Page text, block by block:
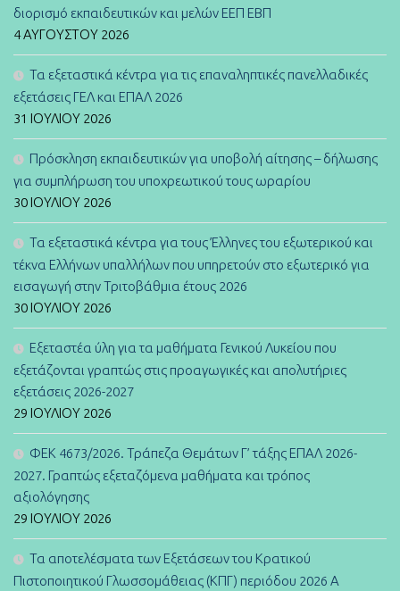
διορισμό εκπαιδευτικών και μελών ΕΕΠ ΕΒΠ
4 ΑΥΓΟΎΣΤΟΥ 2026
Τα εξεταστικά κέντρα για τις επαναληπτικές πανελλαδικές
εξετάσεις ΓΕΛ και ΕΠΑΛ 2026
31 ΙΟΥΛΊΟΥ 2026
Πρόσκληση εκπαιδευτικών για υποβολή αίτησης – δήλωσης
για συμπλήρωση του υποχρεωτικού τους ωραρίου
30 ΙΟΥΛΊΟΥ 2026
Τα εξεταστικά κέντρα για τους Έλληνες του εξωτερικού και
τέκνα Ελλήνων υπαλλήλων που υπηρετούν στο εξωτερικό για
εισαγωγή στην Τριτοβάθμια έτους 2026
30 ΙΟΥΛΊΟΥ 2026
Εξεταστέα ύλη για τα μαθήματα Γενικού Λυκείου που
εξετάζονται γραπτώς στις προαγωγικές και απολυτήριες
εξετάσεις 2026-2027
29 ΙΟΥΛΊΟΥ 2026
ΦΕΚ 4673/2026. Τράπεζα Θεμάτων Γ’ τάξης ΕΠΑΛ 2026-
2027. Γραπτώς εξεταζόμενα μαθήματα και τρόπος
αξιολόγησης
29 ΙΟΥΛΊΟΥ 2026
Τα αποτελέσματα των Εξετάσεων του Κρατικού
Πιστοποιητικού Γλωσσομάθειας (ΚΠΓ) περιόδου 2026 Α